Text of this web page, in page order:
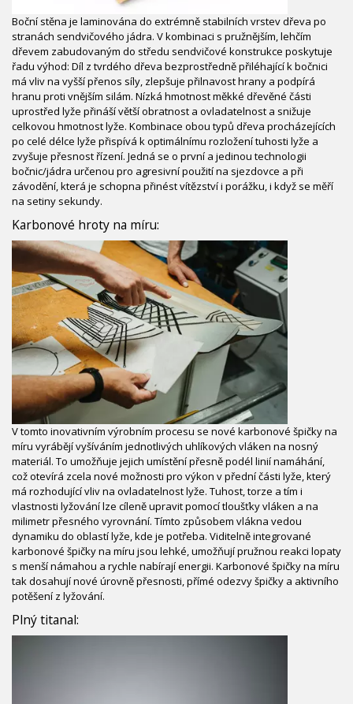
Boční stěna je laminována do extrémně stabilních vrstev dřeva po
stranách sendvičového jádra. V kombinaci s pružnějším, lehčím
dřevem zabudovaným do středu sendvičové konstrukce poskytuje
řadu výhod: Díl z tvrdého dřeva bezprostředně přiléhající k bočnici
má vliv na vyšší přenos síly, zlepšuje přilnavost hrany a podpírá
hranu proti vnějším silám. Nízká hmotnost měkké dřevěné části
uprostřed lyže přináší větší obratnost a ovladatelnost a snižuje
celkovou hmotnost lyže. Kombinace obou typů dřeva procházejících
po celé délce lyže přispívá k optimálnímu rozložení tuhosti lyže a
zvyšuje přesnost řízení. Jedná se o první a jedinou technologii
bočnic/jádra určenou pro agresivní použití na sjezdovce a při
závodění, která je schopna přinést vítězství i porážku, i když se měří
na setiny sekundy.
Karbonové hroty na míru:
V tomto inovativním výrobním procesu se nové karbonové špičky na
míru vyrábějí vyšíváním jednotlivých uhlíkových vláken na nosný
materiál. To umožňuje jejich umístění přesně podél linií namáhání,
což otevírá zcela nové možnosti pro výkon v přední části lyže, který
má rozhodující vliv na ovladatelnost lyže. Tuhost, torze a tím i
vlastnosti lyžování lze cíleně upravit pomocí tloušťky vláken a na
milimetr přesného vyrovnání. Tímto způsobem vlákna vedou
dynamiku do oblastí lyže, kde je potřeba. Viditelně integrované
karbonové špičky na míru jsou lehké, umožňují pružnou reakci lopaty
s menší námahou a rychle nabírají energii. Karbonové špičky na míru
tak dosahují nové úrovně přesnosti, přímé odezvy špičky a aktivního
potěšení z lyžování.
Plný titanal: